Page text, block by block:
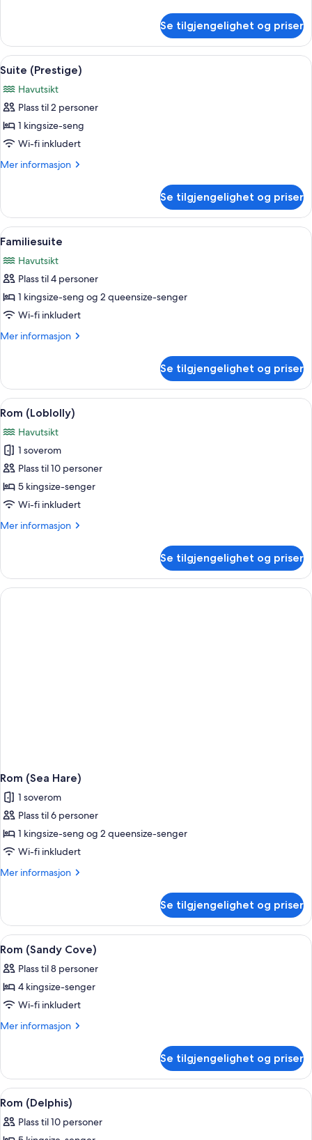
–
junior
Se tilgjengelighet og priser
Åpne
alle
bildene
av
Suite
(Prestige)
Suite (Prestige) | Minibar, safe på
3
Suite (Prestige)
Havutsikt
Plass til 2 personer
1 kingsize-seng
Wi-fi inkludert
Mer informasjon
Mer
(Prestige)
Se tilgjengelighet og priser
Åpne
alle
bildene
av
Familiesuite
Minibar, safe på rommet,
3
Familiesuite
Havutsikt
Plass til 4 personer
1 kingsize-seng og 2 queensize-senger
Wi-fi inkludert
Mer informasjon
Mer
Se tilgjengelighet og priser
Åpne
alle
bildene
av
Rom
(Loblolly)
Rom (Loblolly) | Bad | Dusj,
1
Rom (Loblolly)
Havutsikt
1 soverom
Plass til 10 personer
5 kingsize-senger
Wi-fi inkludert
Mer informasjon
Mer
(Loblolly)
Se tilgjengelighet og priser
Rom (Sea Hare)
1 soverom
Plass til 6 personer
1 kingsize-seng og 2 queensize-senger
Wi-fi inkludert
Mer informasjon
Mer
(Sea
Hare)
Se tilgjengelighet og priser
Åpne
alle
bildene
av
Rom
(Sandy
1
Rom (Sandy Cove)
Plass til 8 personer
4 kingsize-senger
Wi-fi inkludert
Mer informasjon
Mer
(Sandy
Cove)
Se tilgjengelighet og priser
Åpne
alle
bildene
Rom (Delphis) | Oppholdsområde |
1
Rom (Delphis)
Plass til 10 personer